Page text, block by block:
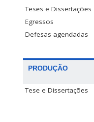
Teses e Dissertações
Egressos
Defesas agendadas
PRODUÇÃO
Tese e Dissertações